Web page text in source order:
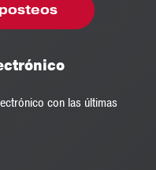
con las últimas